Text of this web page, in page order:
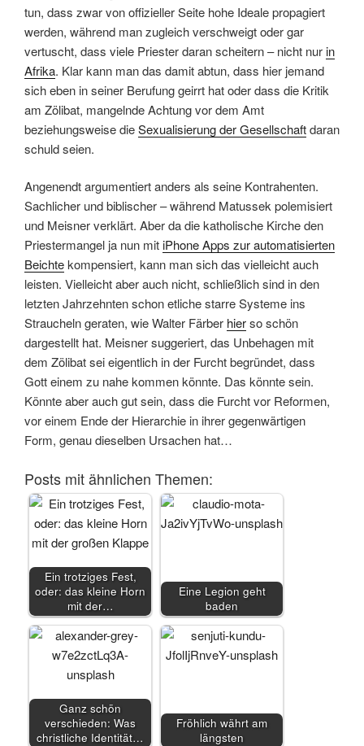
tun, dass zwar von offizieller Seite hohe Ideale propagiert
werden, während man zugleich verschweigt oder gar
vertuscht, dass viele Priester daran scheitern – nicht nurin
Afrika. Klar kann man das damit abtun, dass hier jemand
sich eben in seiner Berufung geirrt hat oder dass die Kritik
am Zölibat, mangelnde Achtung vor dem Amt
beziehungsweise dieSexualisierung der Gesellschaftdaran
schuld seien.
Angenendt argumentiert anders als seine Kontrahenten.
Sachlicher und biblischer – während Matussek polemisiert
und Meisner verklärt. Aber da die katholische Kirche den
Priestermangel ja nun mitiPhone Apps zur automatisierten
Beichtekompensiert, kann man sich das vielleicht auch
leisten. Vielleicht aber auch nicht, schließlich sind in den
letzten Jahrzehnten schon etliche starre Systeme ins
Straucheln geraten, wie Walter Färber hierso schön
dargestellt hat. Meisner suggeriert, das Unbehagen mit
dem Zölibat sei eigentlich in der Furcht begründet, dass
Gott einem zu nahe kommen könnte. Das könnte sein.
Könnte aber auch gut sein, dass die Furcht vor Reformen,
vor einem Ende der Hierarchie in ihrer gegenwärtigen
Form, genau dieselben Ursachen hat…
Posts mit ähnlichen Themen:
Ein trotziges Fest,
oder: das kleine Horn
mit der…
Eine Legion geht
baden
Ganz schön
verschieden: Was
christliche Identität…
Fröhlich währt am
längsten